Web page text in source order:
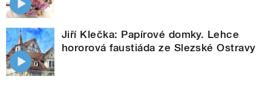
Jiří Klečka: Papírové domky. Lehce
hororová faustiáda ze Slezské Ostravy